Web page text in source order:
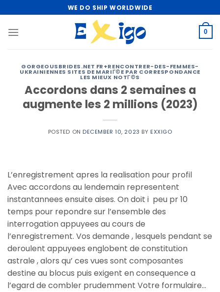
to
content
WE DO SHIP WORLDWIDE
0
GORGEOUSBRIDES.NET FR+RENCONTRER-DES-FEMMES-
UKRAINIENNES SITES DE MARIГ©E PAR CORRESPONDANCE
LES MIEUX NOTГ©S
Accordons dans 2 semaines a
augmente les 2 millions (2023)
POSTED ON DECEMBER 10, 2023 BY EXXIGO
L’enregistrement apres la realisation pour profil
Avec accordons au lendemain representent
instantannees ensuite aises. On doit i peu pr 10
temps pour repondre sur l’ensemble des
interrogation appuyees au cours de
l’enregistrement. Vos demande , lesquels pendant se
deroulent appuyees englobent de constitution
astrale , alors qu’ ces vues sont composantes
destine au blocus puis exigent en consequence a
l’egard de combler prudemment Votre formulaire…